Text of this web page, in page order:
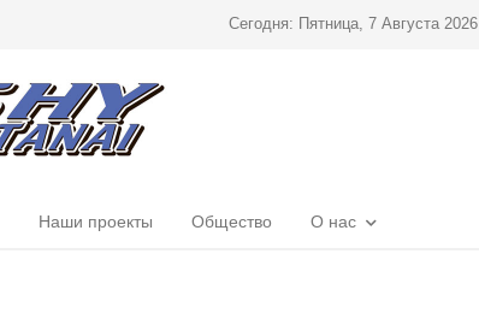
Сегодня: Пятница, 7 Августа 2026
Наши проекты Общество О нас